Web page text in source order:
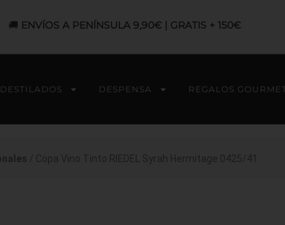
🚚 ENVÍOS A PENÍNSULA 9,90€ | GRATIS + 150€
DESTILADOS DESPENSA REGALOS GOURMET